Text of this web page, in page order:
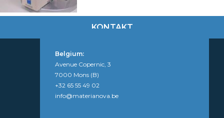
KONTAKT
Belgium:
Avenue Copernic, 3
7000 Mons (B)
+32 65 55 49 02
info@materianova.be